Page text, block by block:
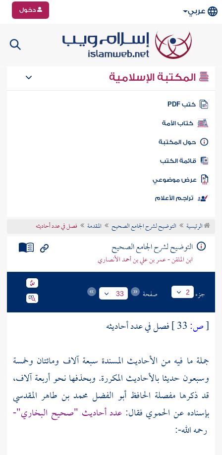
عربي دخول
المكتبة الإسلامية
كتب PDF
كتاب الأمة
المكتبة
الكتب
موضوعي
تراجم الأعلام
الرئيسية التوضيح لشرح الجامع الصحيح المقدمة فصل في عدد أحاديثه
التوضيح لشرح الجامع الصحيح
ابن الملقن - عمر بن علي بن أحمد الأنصاري
جزء 2 صفحة 33
[ص:
فصل في عدد أحاديثه
جملة ما فيه من الأحاديث المسندة سبعة آلاف ومائتان وخمسة
وسبعون حديثا بالأحاديث المكررة. وبحذفها نحو أربعة آلاف،
قد ذكرها مفصلة الحافظ أبو الفضل محمد بن طاهر المقدسي
بإسناده عن الحموي فقال: عدد أحاديث "صحيح البخاري"-
رحمه الله-: